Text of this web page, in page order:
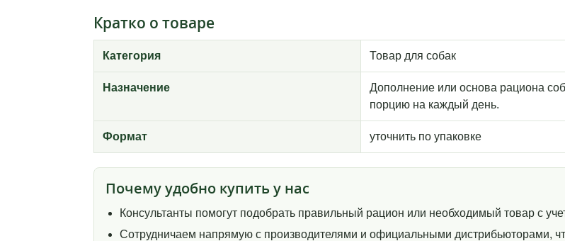
Кратко о товаре
Категория Товар для собак
Назначение
Дополнение или основа рациона
порцию на каждый день.
Формат уточнить по упаковке
Почему удобно купить у нас
Консультанты помогут подобрать правильный рацион или необходимый товар с
Сотрудничаем напрямую с производителями и официальными дистрибьюторами,